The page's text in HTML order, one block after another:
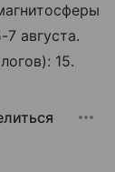
августа.
15.